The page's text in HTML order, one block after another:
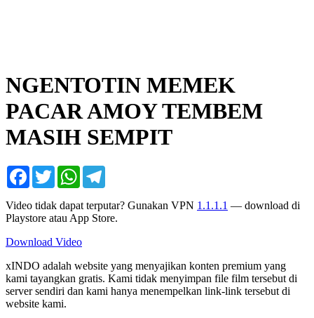
NGENTOTIN MEMEK
PACAR AMOY TEMBEM
MASIH SEMPIT
Facebook
TwitterWhatsApp
Video tidak dapat terputar? Gunakan VPN 1.1.1.1 — download di
Playstore atau App Store.
Download Video
xINDO adalah website yang menyajikan konten premium yang
kami tayangkan gratis. Kami tidak menyimpan file film tersebut di
server sendiri dan kami hanya menempelkan link-link tersebut di
website kami.